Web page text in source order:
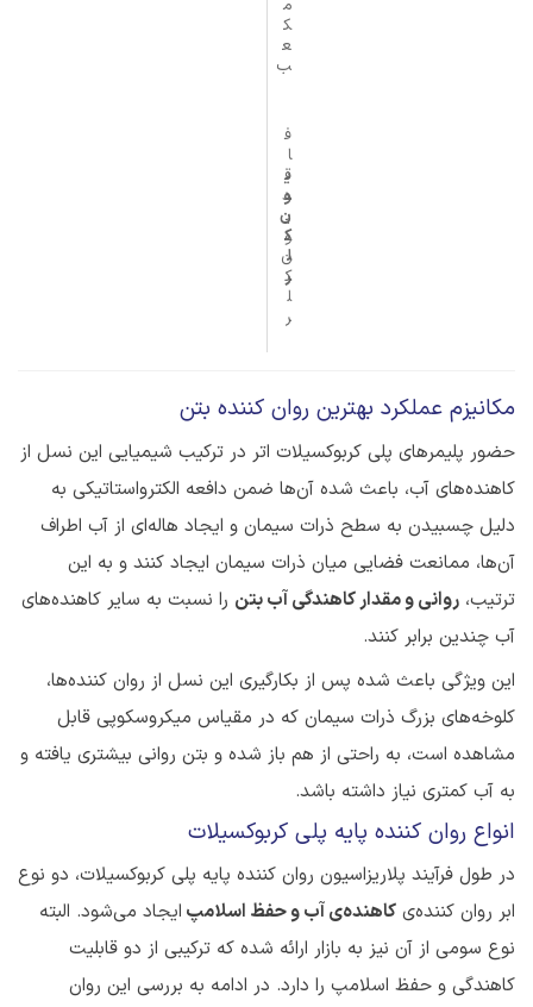
م
ک
ع
ب
ی
و
ن
ک
ل
ر
ف
ا
ق
د
ی
و
ن
ک
ل
ر
مکانیزم عملکرد بهترین روان کننده بتن
حضور پلیمرهای پلی کربوکسیلات اتر در ترکیب شیمیایی این نسل از
کاهنده‌های آب، باعث شده آن‌ها ضمن دافعه الکترواستاتیکی به
دلیل چسبیدن به سطح ذرات سیمان و ایجاد هاله‌ای از آب اطراف
آن‌ها، ممانعت فضایی میان ذرات سیمان ایجاد کنند و به این
ترتیب، روانی و مقدار کاهندگی آب بتن را نسبت به سایر کاهنده‌های
آب چندین برابر کنند.
این ویژگی باعث شده پس از بکارگیری این نسل از روان کننده‌ها،
کلوخه‌های بزرگ ذرات سیمان که در مقیاس میکروسکوپی قابل
مشاهده است، به راحتی از هم باز شده و بتن روانی بیشتری یافته و
به آب کمتری نیاز داشته باشد.
انواع روان کننده پایه پلی کربوکسیلات
در طول فرآیند پلاریزاسیون روان کننده پایه پلی کربوکسیلات، دو نوع
ابر روان کننده‌ی کاهنده‌ی آب و حفظ اسلامپ ایجاد می‌شود. البته
نوع سومی از آن نیز به بازار ارائه شده که ترکیبی از دو قابلیت
کاهند‌گی و حفظ اسلامپ را دارد. در ادامه به بررسی این روان